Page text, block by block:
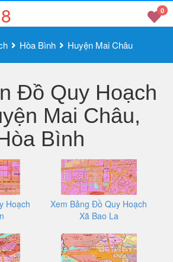
8 0
Hòa Bình Huyện Mai Châu
Đồ Quy Hoạch
Mai Châu,
Bình
Hoạch
Xem Bảng Đồ Quy Hoạch
Xã Bao La